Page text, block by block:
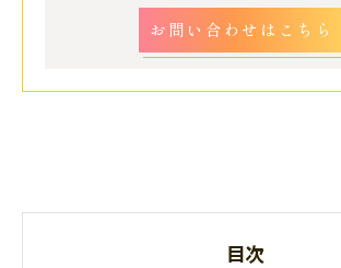
お問い合わせはこちら
目次